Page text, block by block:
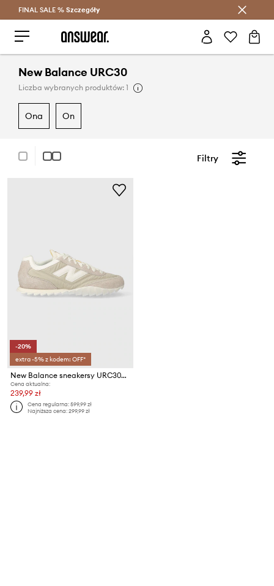
Oszczędzaj z Answear Club >
FINAL SALE % Szczegóły
New Balance URC30
Liczba wybranych produktów: 1
ona on
Filtry
-20%
extra -5% z kodem: OFF*
New Balance sneakersy URC30ET
Cena aktualna:
239,99 zł
Cena regularna:599,99 zł
Najniższa cena:299,99 zł